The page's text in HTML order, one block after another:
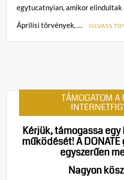
egytucatnyian, amikor
Áprilisi törvények, …
OLVASS
n
15:
Méltóságot
TÁMOGATOM A
Kérjük, támogassa egy
működését!A
egyszerűen
Nagyon